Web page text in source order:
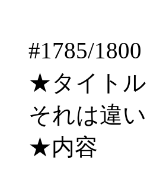
#1785/
★タイト
それは違
★内容